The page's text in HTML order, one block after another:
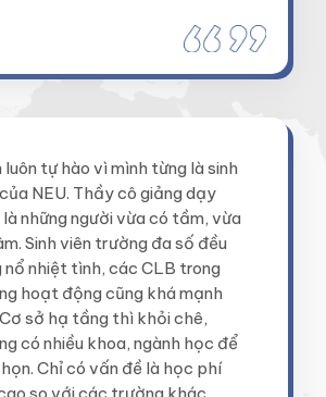
luôn tự hào vì mình từng là sinh
NEU. Thầy cô giảng dạy
những người vừa có tầm, vừa
Sinh viên trường đa số đều
nổ nhiệt tình, các CLB trong
hoạt động cũng khá mạnh
sở hạ tầng thì khỏi chê,
có nhiều khoa, ngành học để
Chỉ có vấn đề là học phí